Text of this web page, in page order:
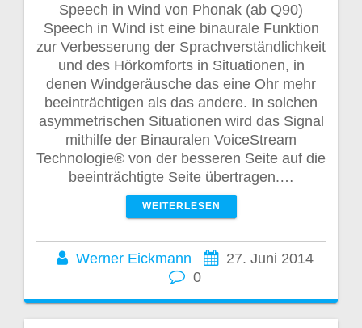
Speech in Wind von Phonak (ab Q90)
Speech in Wind ist eine binaurale Funktion
zur Verbesserung der Sprachverständlichkeit
und des Hörkomforts in Situationen, in
denen Windgeräusche das eine Ohr mehr
beeinträchtigen als das andere. In solchen
asymmetrischen Situationen wird das Signal
mithilfe der Binauralen VoiceStream
Technologie® von der besseren Seite auf die
beeinträchtigte Seite übertragen.…
WEITERLESEN
Werner Eickmann
27. Juni 2014
0